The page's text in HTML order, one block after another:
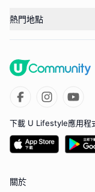
熱門地點
下載 U Lifestyle應用程
關於